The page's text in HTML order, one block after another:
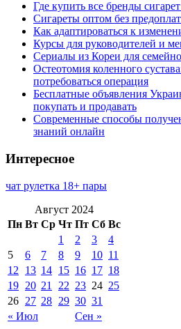
Где купить все бренды
Сигареты оптом без
Как адаптироваться к
Курсы для руководителей и
Сериалы из Кореи для
Остеотомия коленного
потребоваться операция
Бесплатные объявления
покупать и продавать
Современные способы
знаний онлайн
Интересное
чат рулетка 18+ пары
Август 2024
Пн Вт Ср Чт Пт Сб Вс
« Июл Сен »
1 2 3
4
5
6 7 8 9 10 11
12
13 14 15 16 17 18
19 20 21 22 23 24 25
26 27 28 29 30 31